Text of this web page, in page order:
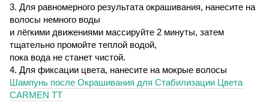
3. Для равномерного результата окрашивания, нанесите на
волосы немного воды
и лёгкими движениями массируйте 2 минуты, затем
тщательно промойте теплой водой,
пока вода не станет чистой.
4. Для фиксации цвета, нанесите на мокрые волосы
Шампунь после Окрашивания для Стабилизации Цвета
CARMEN TT